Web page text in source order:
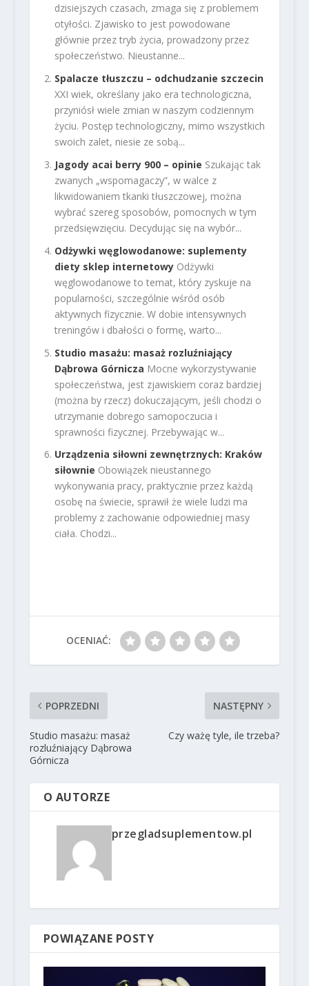
dzisiejszych czasach, zmaga się z problemem
otyłości. Zjawisko to jest powodowane
głównie przez tryb życia, prowadzony przez
społeczeństwo. Nieustanne...
Spalacze tłuszczu – odchudzanie szczecin
XXI wiek, określany jako era technologiczna,
przyniósł wiele zmian w naszym codziennym
życiu. Postęp technologiczny, mimo wszystkich
swoich zalet, niesie ze sobą...
Jagody acai berry 900 – opinie Szukając tak
zwanych „wspomagaczy”, w walce z
likwidowaniem tkanki tłuszczowej, można
wybrać szereg sposobów, pomocnych w tym
przedsięwzięciu. Decydując się na wybór...
Odżywki węglowodanowe: suplementy
diety sklep internetowy Odżywki
węglowodanowe to temat, który zyskuje na
popularności, szczególnie wśród osób
aktywnych fizycznie. W dobie intensywnych
treningów i dbałości o formę, warto...
Studio masażu: masaż rozluźniający
Dąbrowa Górnicza Mocne wykorzystywanie
społeczeństwa, jest zjawiskiem coraz bardziej
(można by rzecz) dokuczającym, jeśli chodzi o
utrzymanie dobrego samopoczucia i
sprawności fizycznej. Przebywając w...
Urządzenia siłowni zewnętrznych: Kraków
siłownie Obowiązek nieustannego
wykonywania pracy, praktycznie przez każdą
osobę na świecie, sprawił że wiele ludzi ma
problemy z zachowanie odpowiedniej masy
ciała. Chodzi...
OCENIAĆ:
POPRZEDNI
Studio masażu: masaż
rozluźniający Dąbrowa
Górnicza
NASTĘPNY
Czy ważę tyle, ile trzeba?
O AUTORZE
przegladsuplementow.pl
POWIĄZANE POSTY